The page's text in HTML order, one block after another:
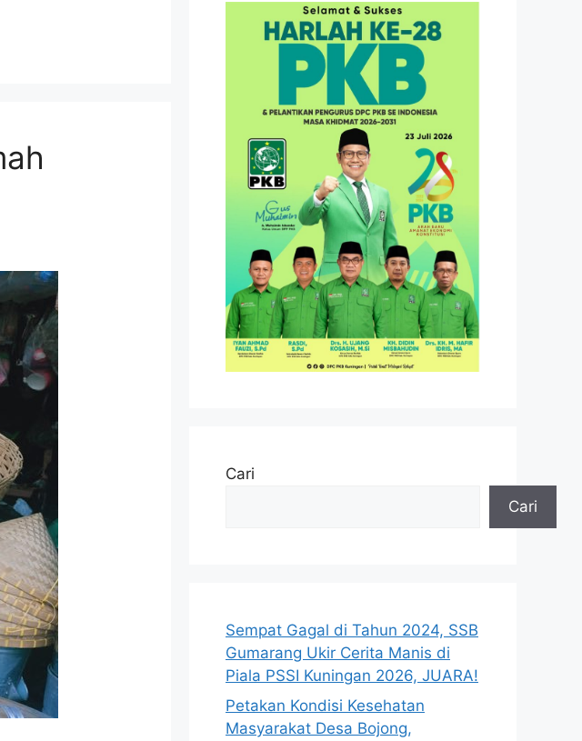
Cari
Cari
Sempat Gagal di Tahun 2024, SSB
Gumarang Ukir Cerita Manis di
Piala PSSI Kuningan 2026, JUARA!
Petakan Kondisi Kesehatan
Masyarakat Desa Bojong,